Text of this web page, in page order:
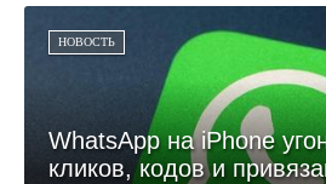
НОВОСТЬ
WhatsApp на iPhone
кликов, кодов и